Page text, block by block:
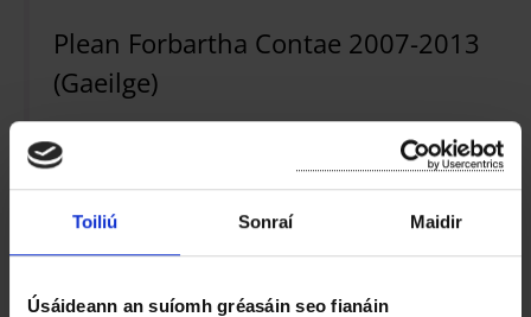
Toiliú Sonraí Maidir
Úsáideann an suíomh gréasáin seo fianáin
Plean Forbartha Contae 2007-2013
(Gaeilge)
Plean Forbartha an Chontae 2007-
2013
Plean Baile agus Ceantar Máguaird